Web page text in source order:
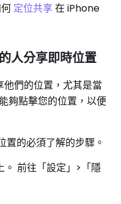
定位共享在 iPhone
人分享即時位置
們的位置，尤其是當
夠點擊您的位置，以便
的必須了解的步驟。
。 前往「設定」>「隱